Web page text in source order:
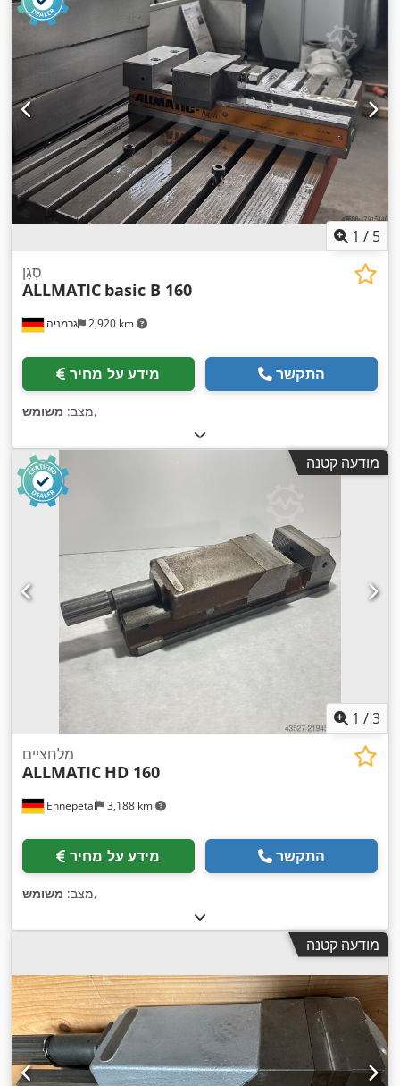
1 / 5
גרמניה 2,920 km
סְגָן
ALLMATIC basic B 160
מידע על מחיר התקשר
מצב: משומש ,
מודעה קטנה
1 /3
Ennepetal 3,188 km
מלחציים
ALLMATIC HD 160
מידע על מחיר התקשר
מצב: משומש ,
מודעה קטנה